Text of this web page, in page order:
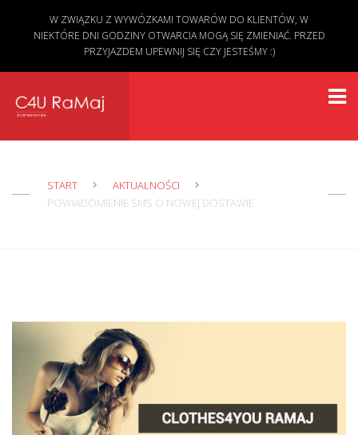
START
AKTUALNOŚCI
POWIADOMIENIE SMS O NOWEJ DOSTAWIE
W ZWIĄZKU Z WYWÓZKAMI TOWARÓW DO KLIENTÓW, W
NIEKTÓRE DNI GODZINY OTWARCIA MOGĄ SIĘ ZMIENIAĆ. PRZED
PRZYJAZDEM UPEWNIJ SIĘ CZY JESTEŚMY :)